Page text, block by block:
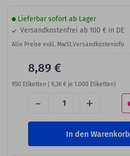
Lieferbar sofort ab Lager
Versandkostenfrei ab 100 € in DE
Alle Preise exkl. MwSt.Versandkosteninfo
- +
8,89 €
950 Etiketten ( 9,36 € je 1.000 Etiketten)
In den Warenkorb